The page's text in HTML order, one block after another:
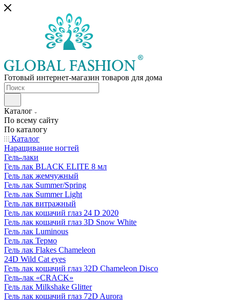
Готовый интернет-магазин товаров для дома
Каталог
По всему сайту
По каталогу
Каталог
Наращивание ногтей
Гель-лаки
Гель лак BLACK ELITE 8 мл
Гель лак жемчужный
Гель лак Summer/Spring
Гель лак Summer Light
Гель лак витражный
Гель лак кошачий глаз 24 D 2020
Гель лак кошачий глаз 3D Snow White
Гель лак Luminous
Гель лак Термо
Гель лак Flakes Chameleon
24D Wild Cat eyes
Гель лак кошачий глаз 32D Chameleon Disco
Гель-лак «CRACK»
Гель лак Milkshake Glitter
Гель лак кошачий глаз 72D Aurora